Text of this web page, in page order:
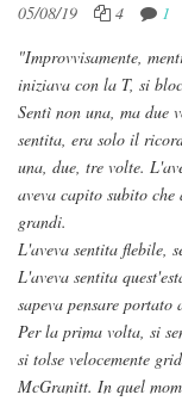
05/08/19 4 1
"Improvvisamente,
iniziava con la T, si
Sentì non una, ma due
sentita, era solo il
una, due, tre volte.
aveva capito subito
grandi.
L'aveva sentita flebile,
L'aveva sentita
sapeva pensare
Per la prima volta, si
si tolse velocemente
McGranitt. In quel